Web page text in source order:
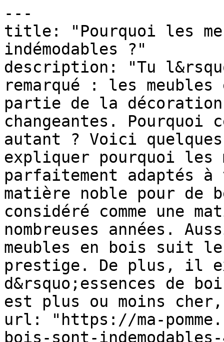
---
title: "Pourquoi les
indémodables ?"
description: "Tu
remarqué : les
partie de la
changeantes.
autant ? Voici
expliquer pourquoi les
parfaitement adaptés
matière noble pour de
considéré comme une
nombreuses années.
meubles en bois suit le
prestige. De plus, il
d&rsquo;essences de
est plus ou moins
url: "https://ma-
bois-sont-